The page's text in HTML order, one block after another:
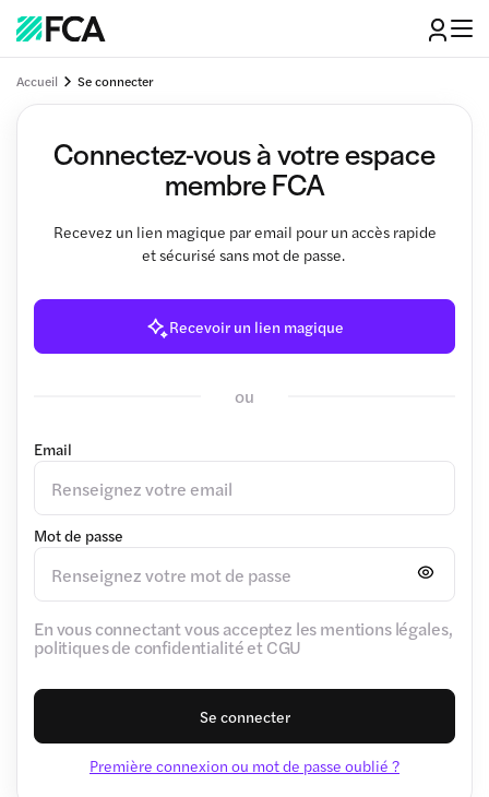
Accueil Se connecter
Connectez-vous à votre espace
membre FCA
Recevez un lien magique par email pour un accès rapide
et sécurisé sans mot de passe.
Recevoir un lien magique
ou
Email
Mot de passe
En vous connectant vous acceptez les mentions légales,
politiques de confidentialité et CGU
Se connecter
Première connexion ou mot de passe oublié ?